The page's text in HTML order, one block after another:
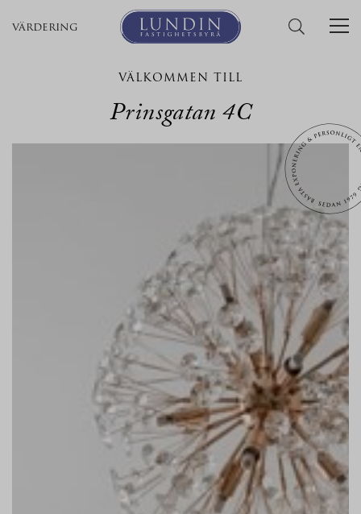
värdering
VÄLKOMMEN TILL
Prinsgatan 4C